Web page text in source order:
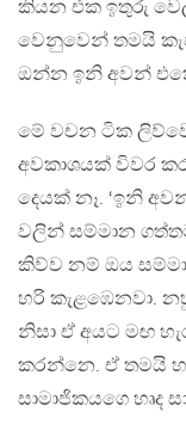
කියන එක ඉතුරු
වෙනුවෙන් තමයි
ඔන්න ඉනි අවන්
මේ වචන ටික
අවකාශයක් විවර
දෙයක් නෑ. ‘ඉනි
වලින් සම්මාන
කිව්ව නම් ඔය
හරි කැළඹෙනවා.
නිසා ඒ අයට මඟ
කරන්නෙ. ඒ තමයි
සාමාජිකයගෙ හෘද